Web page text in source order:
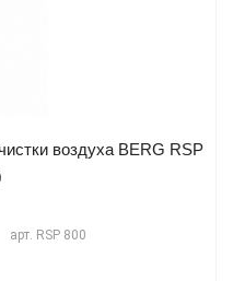
воздуха BERG RSP
арт. RSP 800